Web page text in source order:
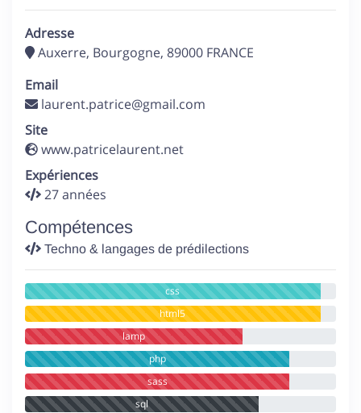
Adresse
Auxerre, Bourgogne, 89000 FRANCE
Email
Site
www.patricelaurent.net
Expériences
27 années
Compétences
Techno & langages de prédilections
css
html5
lamp
php
sass
sql